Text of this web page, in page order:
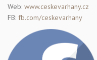
Web: www.ceskevarhany.cz
FB: fb.com/ceskevarhany